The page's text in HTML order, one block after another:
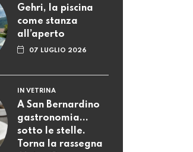
Gehri, la piscina
come stanza
all’aperto
07 LUGLIO 2026
IN VETRINA
A San Bernardino
gastronomia...
sotto le stelle.
Torna la rassegna